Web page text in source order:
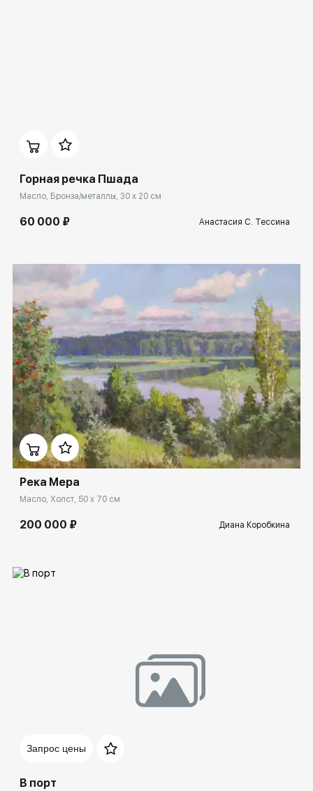
Горная речка Пшада
Масло, Бронза/металлы, 30 x 20 см
60 000 ₽ Анастасия С. Тессина
Домен: rakovgallery.ru
Река Мера
Масло, Холст, 50 x 70 см
200 000 ₽ Диана Коробкина
Запрос цены
В порт